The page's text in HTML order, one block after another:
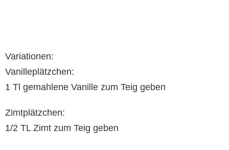
Variationen:
Vanilleplätzchen:
1 Tl gemahlene Vanille zum Teig geben
Zimtplätzchen:
1/2 TL Zimt zum Teig geben